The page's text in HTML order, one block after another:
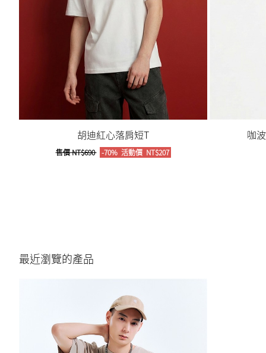
胡迪紅心落肩短T
售價NT$690 -70% 活動價NT$207
咖
最近瀏覽的產品